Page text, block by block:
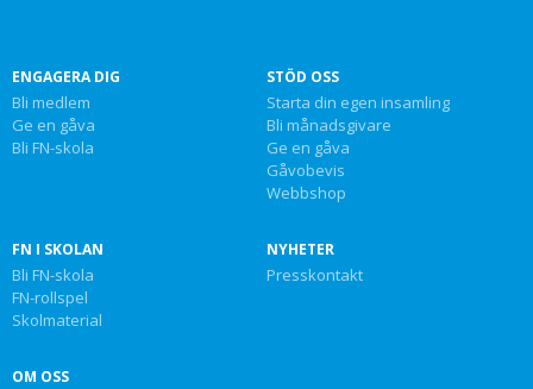
ENGAGERA DIG
Bli medlem
Ge en gåva
Bli FN-skola
STÖD OSS
Starta din egen insamling
Bli månadsgivare
Ge en gåva
Gåvobevis
Webbshop
FN I SKOLAN
Bli FN-skola
FN-rollspel
Skolmaterial
NYHETER
Presskontakt
OM OSS